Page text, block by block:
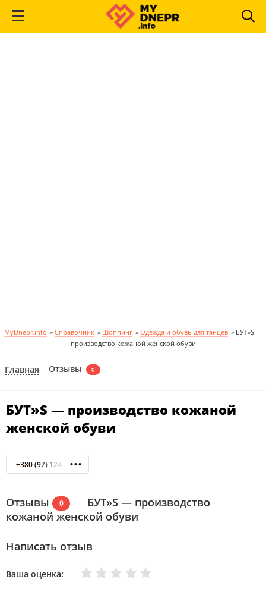
MyDnepr.info » Справочник » Шоппинг » Одежда и обувь для танцев » БУТ»S —
производство кожаной женской обуви
Главная Отзывы 0
БУТ»S — производство кожаной
женской обуви
+380 (97) 124-58-66
Отзывы 0
БУТ»S — производство
кожаной женской обуви
Написать отзыв
Ваша оценка: Отлично
Хорошо
Нормально
Плохо
Очень плохо